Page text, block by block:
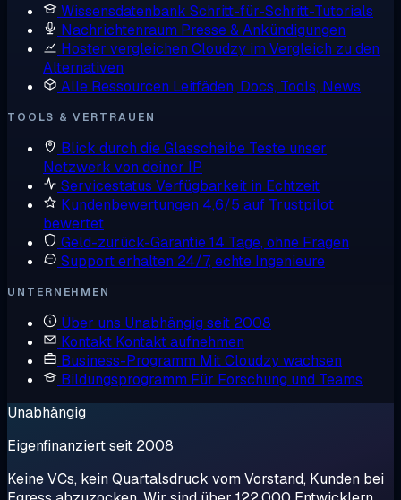
Wissensdatenbank Schritt-für-Schritt-Tutorials
Nachrichtenraum Presse & Ankündigungen
Hoster vergleichen Cloudzy im Vergleich zu den
Alternativen
Alle Ressourcen Leitfäden, Docs, Tools, News
TOOLS & VERTRAUEN
Blick durch die Glasscheibe Teste unser
Netzwerk von deiner IP
Servicestatus Verfügbarkeit in Echtzeit
Kundenbewertungen 4,6/5 auf Trustpilot
bewertet
Geld-zurück-Garantie14 Tage, ohne Fragen
Support erhalten 24/7, echte Ingenieure
UNTERNEHMEN
Über uns Unabhängig seit 2008
Kontakt Kontakt aufnehmen
Business-Programm Mit Cloudzy wachsen
Bildungsprogramm Für Forschung und Teams
Unabhängig
Eigenfinanziert seit 2008
Keine VCs, kein Quartalsdruck vom Vorstand, Kunden bei